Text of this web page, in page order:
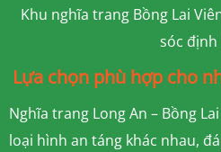
Khu nghĩa trang Bồng Lai
sóc định
Lựa chọn phù hợp cho
Nghĩa trang Long An – Bồng
loại hình an táng khác nhau,